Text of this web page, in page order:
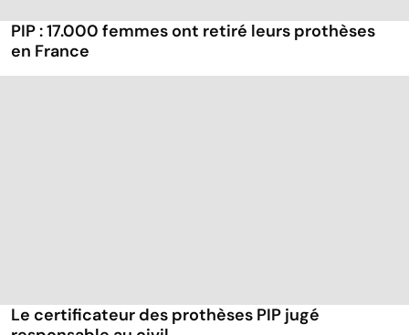
PIP : 17.000 femmes ont retiré leurs prothèses
en France
Le certificateur des prothèses PIP jugé